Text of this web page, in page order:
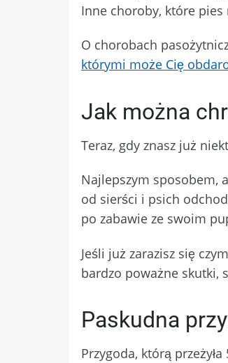
Inne choroby, które
O chorobach
którymi może Cię
Jak można
Teraz, gdy znasz już
Najlepszym sposobem,
od sierści i psich
po zabawie ze swoim
Jeśli już zarazisz się
bardzo poważne skutki,
Paskudna
Przygoda, którą